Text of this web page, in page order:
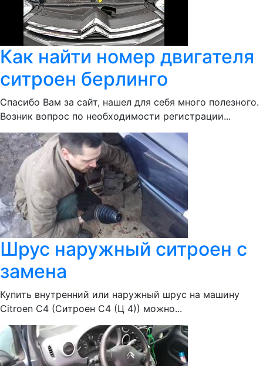
Как найти номер двигателя
ситроен берлинго
Спасибо Вам за сайт, нашел для себя много полезного.
Возник вопрос по необходимости регистрации...
Шрус наружный ситроен с
замена
Купить внутренний или наружный шрус на машину
Citroen С4 (Ситроен С4 (Ц 4)) можно...